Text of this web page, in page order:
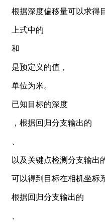
根据深度偏移量可以求得
上式中的
和
是预定义的值，
单位为米。
已知目标的深度
，根据回归分支输出的
以及关键点检测分支输出
可以得到目标在相机坐标
根据回归分支输出的